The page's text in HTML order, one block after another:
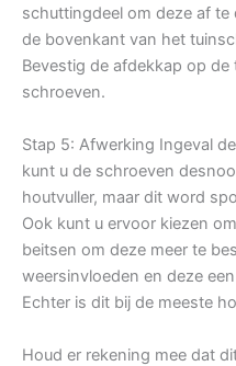
schuttingdeel om deze af
de bovenkant van het
Bevestig de afdekkap op
schroeven.
Stap 5: Afwerking Ingeval
kunt u de schroeven
houtvuller, maar dit word
Ook kunt u ervoor kiezen
beitsen om deze meer te
weersinvloeden en deze
Echter is dit bij de meeste
Houd er rekening mee dat